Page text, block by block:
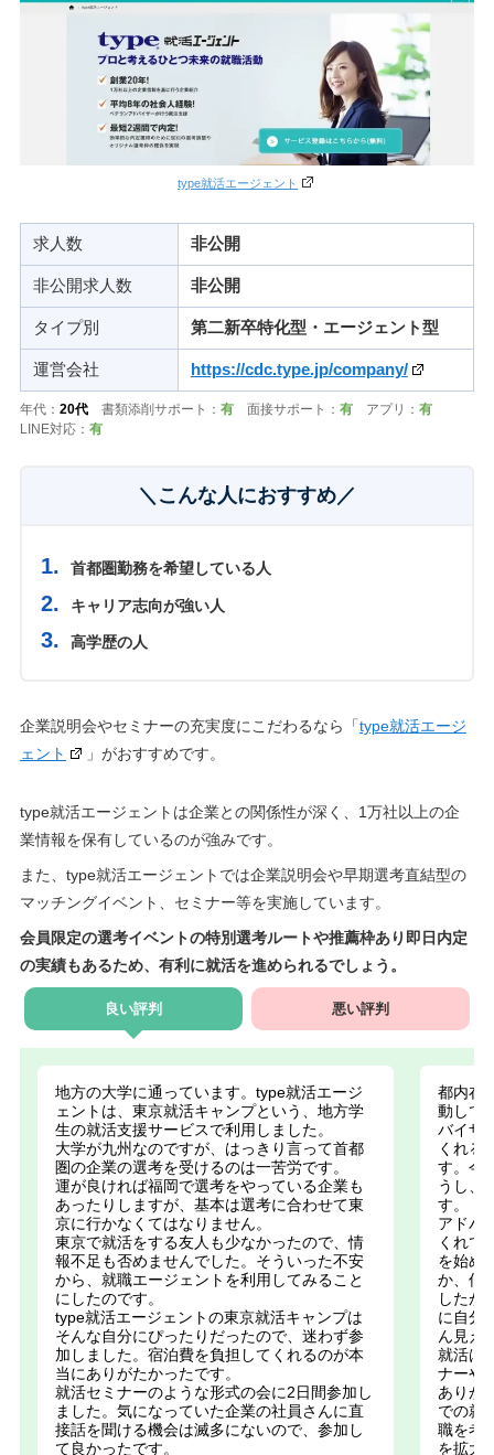
type就活エージェント
求人数 非公開
非公開求人数 非公開
タイプ別 第二新卒特化型・エージェント型
運営会社 https://cdc.type.jp/company/
年代： 20代書類添削サポート： 有面接サポート： 有アプリ： 有
LINE対応： 有
＼こんな人におすすめ／
首都圏勤務を希望している人
キャリア志向が強い人
高学歴の人
企業説明会やセミナーの充実度にこだわるなら「type就活エージ
ェント
」がおすすめです。
type就活エージェントは企業との関係性が深く、1万社以上の企
業情報を保有しているのが強みです。
また、type就活エージェントでは企業説明会や早期選考直結型の
マッチングイベント、セミナー等を実施しています。
会員限定の選考イベントの特別選考ルートや推薦枠あり即日内定
の実績もあるため、有利に就活を進められるでしょう。
良い評判 悪い評判
地方の大学に通っています。type就活エージ
ェントは、東京就活キャンプという、地方学
生の就活支援サービスで利用しました。
大学が九州なのですが、はっきり言って首都
圏の企業の選考を受けるのは一苦労です。
運が良ければ福岡で選考をやっている企業も
あったりしますが、基本は選考に合わせて東
京に行かなくてはなりません。
東京で就活をする友人も少なかったので、情
報不足も否めませんでした。そういった不安
から、就職エージェントを利用してみること
にしたのです。
type就活エージェントの東京就活キャンプは
そんな自分にぴったりだったので、迷わず参
加しました。宿泊費を負担してくれるのが本
当にありがたかったです。
就活セミナーのような形式の会に2日間参加し
ました。気になっていた企業の社員さんに直
接話を聞ける機会は滅多にないので、参加し
て良かったです。
都内在
動して
バイザ
くれる
す。今
うし、
す。
アドバ
くれて
を始め
か、何
したが
に自分
ん見え
就活は
ナーや
ありが
での就
職を考
を拡大